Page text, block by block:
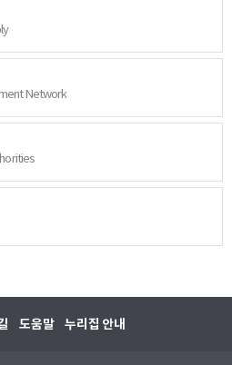
Network
도움말 누리집 안내